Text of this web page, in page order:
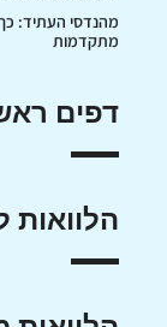
מהנדסי העתיד:
מתקדמות
דפים
הלוואות